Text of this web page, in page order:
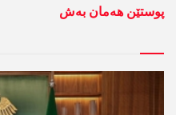
پوستێن ھەمان بەش